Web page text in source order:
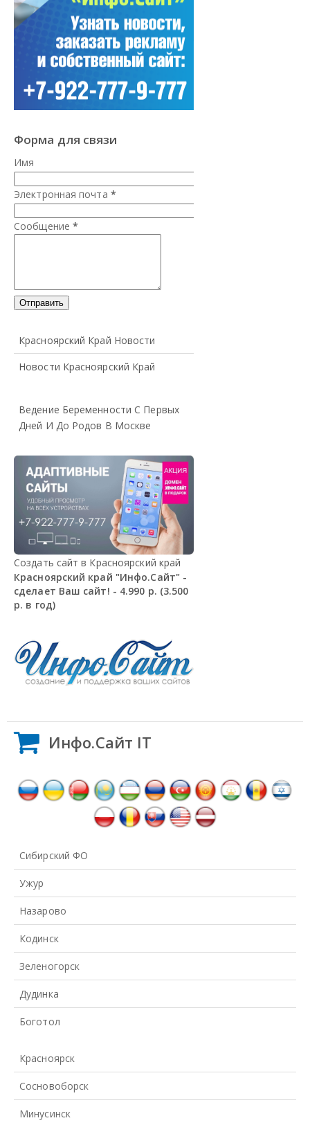
Форма для связи
Имя
Электронная почта *
Сообщение *
Красноярский Край Новости
Новости Красноярский Край
Ведение Беременности С Первых
Дней И До Родов В Москве
Создать сайт в Красноярский край
Красноярский край "Инфо.Сайт" -
сделает Ваш сайт! - 4.990 р. (3.500
р. в год)
Инфо.Сайт IT
Сибирский ФО
Ужур
Назарово
Кодинск
Зеленогорск
Дудинка
Боготол
Красноярск
Сосновоборск
Минусинск